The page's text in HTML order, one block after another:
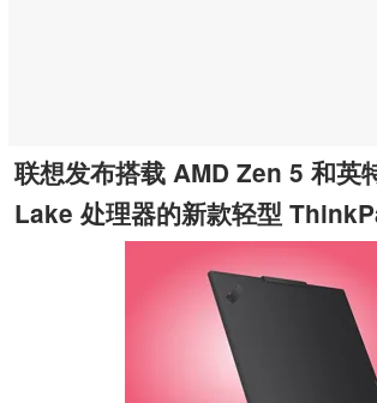
联想发布搭载 AMD Zen 5 和英
Lake 处理器的新款轻型